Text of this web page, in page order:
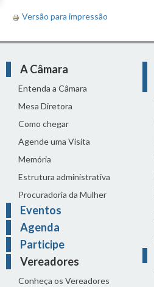
Versão para impressão
A Câmara
Entenda a Câmara
Mesa Diretora
Como chegar
Agende uma Visita
Memória
Estrutura administrativa
Procuradoria da Mulher
Eventos
Agenda
Participe
Vereadores
Conheça os Vereadores